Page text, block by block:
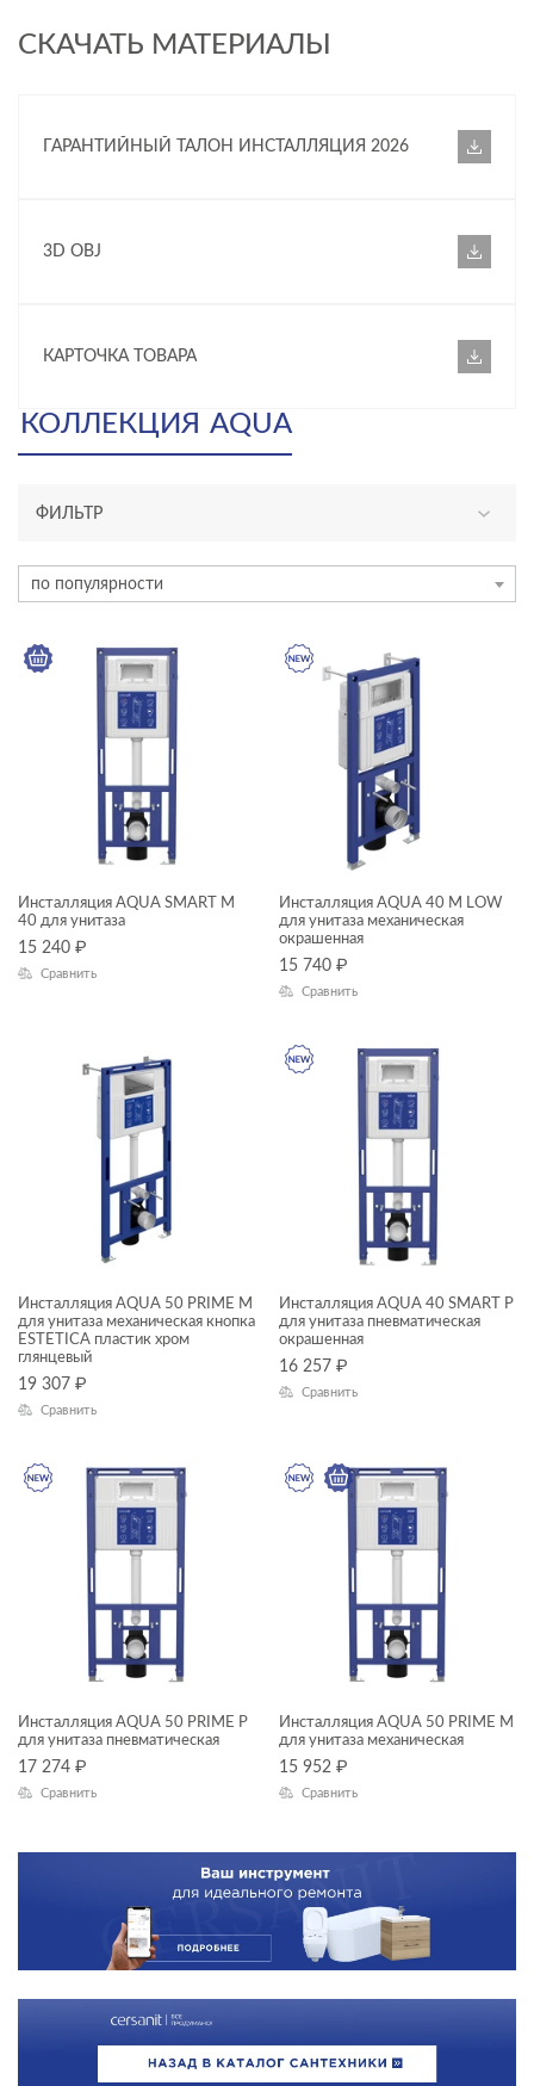
СКАЧАТЬ МАТЕРИАЛЫ
ГАРАНТИЙНЫЙ ТАЛОН ИНСТАЛЛЯЦИЯ 2026
3D OBJ
КАРТОЧКА ТОВАРА
КОЛЛЕКЦИЯ AQUA
ФИЛЬТР
новинка
КАТЕГОРИЯ
инсталляции и комплекты
инсталяции и комплекты
ТИП ПРОДУКТА
инсталляции
комплекты (готовые решения)
ЦЕНА, ₽
ГАБАРИТЫ
Ширина, см
Высота, см
Глубина, см
КОЛЛЕКЦИЯ
по популярности
Инсталляция AQUA SMART M
40 для унитаза
15 240 ₽
Сравнить
Инсталляция AQUA 40 M LOW
для унитаза механическая
окрашенная
15 740 ₽
Сравнить
Инсталляция AQUA 50 PRIME M
для унитаза механическая кнопка
ESTETICA пластик хром
глянцевый
19 307 ₽
Сравнить
Инсталляция AQUA 40 SMART Р
для унитаза пневматическая
окрашенная
16 257 ₽
Сравнить
Инсталляция AQUA 50 PRIME P
для унитаза пневматическая
17 274 ₽
Сравнить
Инсталляция AQUA 50 PRIME М
для унитаза механическая
15 952 ₽
Сравнить